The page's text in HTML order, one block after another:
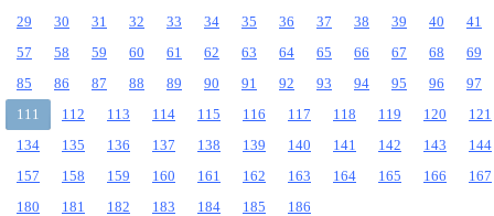
29
30 31 32 33 34 35 36 37 38 39 40
41
57
58 59 60 61 62 63 64 65 66 67 68
69
85
86 87 88 89 90 91 92 93 94 95 96
97
111
112 113 114 115 116 117 118 119 120
121
134
135 136 137 138 139 140 141 142 143
144
157
158 159 160 161 162 163 164 165 166
167
180
181 182 183 184 185 186